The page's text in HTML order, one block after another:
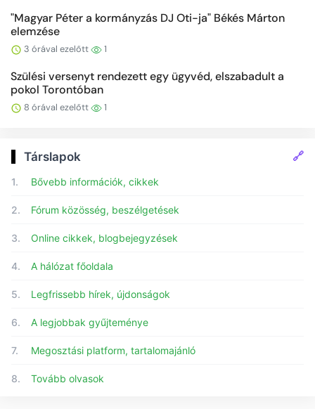
"Magyar Péter a kormányzás DJ Oti-ja" Békés Márton
elemzése
3 órával ezelőtt 1
Szülési versenyt rendezett egy ügyvéd, elszabadult a
pokol Torontóban
8 órával ezelőtt 1
Társlapok 🔗
1. Bővebb információk, cikkek
2. Fórum közösség, beszélgetések
3. Online cikkek, blogbejegyzések
4. A hálózat főoldala
5. Legfrissebb hírek, újdonságok
6. A legjobbak gyűjteménye
7. Megosztási platform, tartalomajánló
8. Tovább olvasok